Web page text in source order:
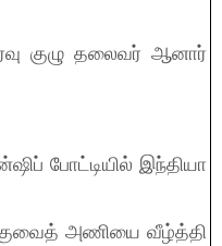
குழு தலைவர் ஆனார்
போட்டியில் இந்தியா
அணியை வீழ்த்தி